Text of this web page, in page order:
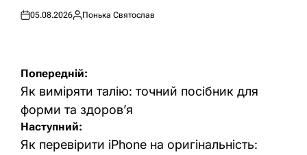
Оприлюднено
05.08.2026
Опубліковано
Понька Святослав
Навігація
записів
Попередній:
Як виміряти талію: точний посібник для
форми та здоров’я
Наступний:
Як перевірити iPhone на оригінальність: